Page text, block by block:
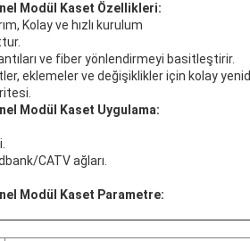
Modül Kaset Özellikleri:
Kolay ve hızlı kurulum
ve fiber yönlendirmeyi basitleştirir.
eklemeler ve değişiklikler için kolay
Modül Kaset Uygulama:
CATV ağları.
Modül Kaset Parametre: